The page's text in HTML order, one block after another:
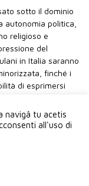
sotto il dominio
autonomia politica,
religioso e
del
in Italia saranno
finché i
di esprimersi
e non saranno
su quello
riguardano il
navigâ tu acetis
all'uso di